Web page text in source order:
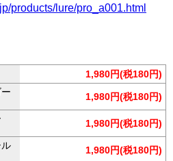
products/lure/pro_a001.html
1,980円(税180円)
1,980円(税180円)
1,980円(税180円)
1,980円(税180円)